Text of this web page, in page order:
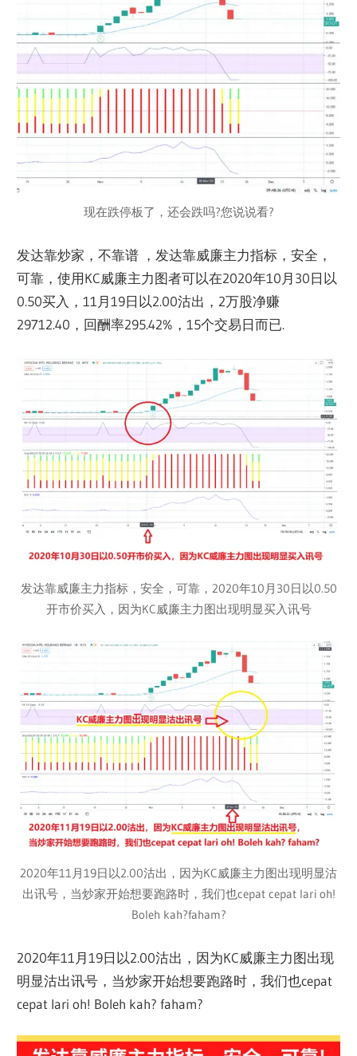
现在跌停板了，还会跌吗?您说说看?
发达靠炒家，不靠谱 ，发达靠威廉主力指标，安全，
可靠，使用KC威廉主力图者可以在2020年10月30日以
0.50买入，11月19日以2.00沽出，2万股净赚
29712.40，回酬率295.42%，15个交易日而已.
发达靠威廉主力指标，安全，可靠，2020年10月30日以0.50
开市价买入，因为KC威廉主力图出现明显买入讯号
2020年11月19日以2.00沽出，因为KC威廉主力图出现明显沽
出讯号，当炒家开始想要跑路时，我们也cepat cepat lari oh!
Boleh kah?faham?
2020年11月19日以2.00沽出，因为KC威廉主力图出现
明显沽出讯号，当炒家开始想要跑路时，我们也cepat
cepat lari oh! Boleh kah? faham?